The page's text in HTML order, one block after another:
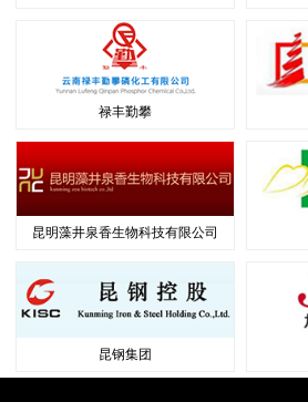
禄丰勤攀
昆明藻井泉香生物科技有限公司
昆钢集团